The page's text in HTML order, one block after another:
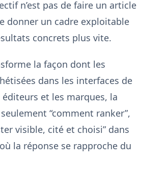
n’est pas de faire un article
donner un cadre exploitable
concrets plus vite.
la façon dont les
dans les interfaces de
et les marques, la
“comment ranker”,
visible, cité et choisi” dans
la réponse se rapproche du